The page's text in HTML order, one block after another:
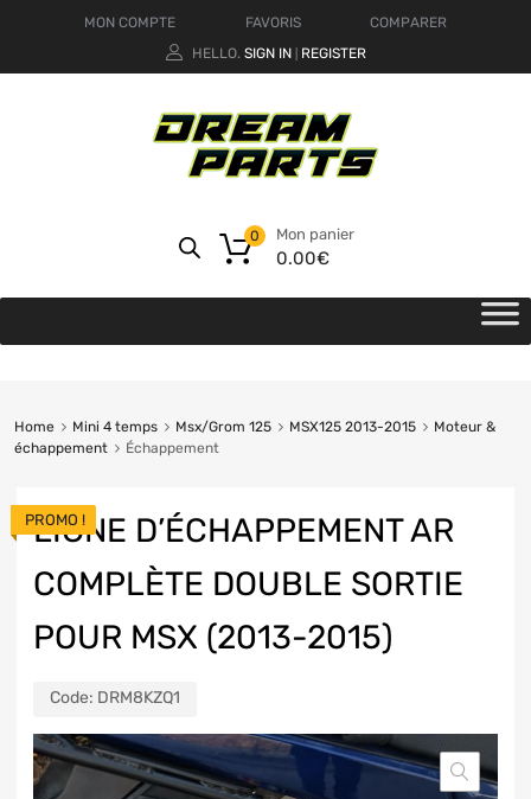
MON COMPTE FAVORIS
COMPARER
HELLO. SIGN IN REGISTER
Mon panier
0.00€
0
Home Mini 4 temps Msx/Grom 125 MSX125 2013-2015
Moteur &
échappement
Échappement
LIGNE D’ÉCHAPPEMENT AR
COMPLÈTE DOUBLE SORTIE
POUR MSX (2013-2015)
Code: DRM8KZQ1
PROMO !